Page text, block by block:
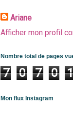
Ariane
Afficher mon profil
Nombre total de pages
7 0 7 0 1
Mon flux Instagram